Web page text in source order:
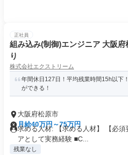
正社員
組み込み(制御)エンジニア 大阪
り
株式会社エクストリーム
年間休日127日！平均残業時間15h以下
ができる！
大阪府松原市
月給40万円～75万円
求める人材: 【求める人材】 【必
アとして実務経験 ■C...
残業なし